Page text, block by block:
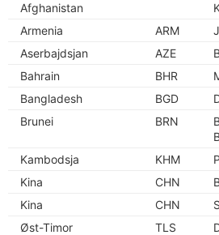
Afghanistan
Armenia
ARM
Aserbajdsjan
AZE
Bahrain
BHR
Bangladesh
BGD
Brunei
BRN
Kambodsja KHM
Kina
CHN
Kina
CHN
Øst-Timor
TLS